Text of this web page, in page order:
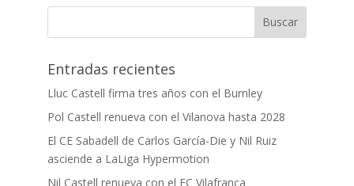
Entradas recientes
Lluc Castell firma tres años con el Burnley
Pol Castell renueva con el Vilanova hasta 2028
El CE Sabadell de Carlos García-Die y Nil Ruiz
asciende a LaLiga Hypermotion
Nil Castell renueva con el FC Vilafranca